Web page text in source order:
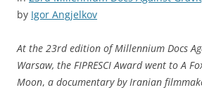
by Igor Angjelkov
At the 23rd edition of Millennium Docs
Warsaw, the FIPRESCI Award went to A
Moon, a documentary by Iranian